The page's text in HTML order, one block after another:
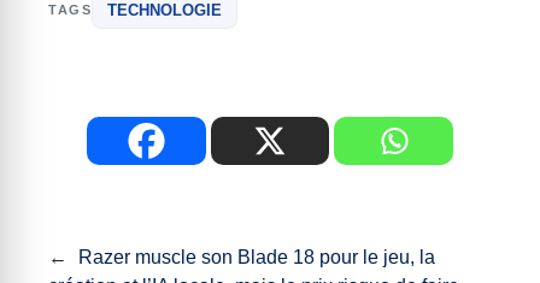
TAGS TECHNOLOGIE
←
Razer muscle son Blade 18 pour le jeu, la